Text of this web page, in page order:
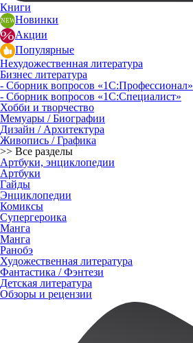
Книги
Новинки
Акции
Популярные
Нехудожественная литература
Бизнес литература
- Сборник вопросов «1С:Профессионал»
- Сборник вопросов «1С:Специалист»
Хобби и творчество
Мемуары / Биографии
Дизайн / Архитектура
Живопись / Графика
>> Все разделы
Артбуки, энциклопедии
Артбуки
Гайды
Энциклопедии
Комиксы
Супергероика
Манга
Манга
Ранобэ
Художественная литература
Фантастика / Фэнтези
Детская литература
Обзоры и рецензии